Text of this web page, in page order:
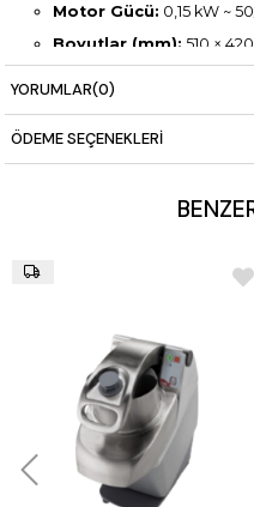
Motor Gücü: 0,15 kW ~
Boyutlar (mm): 510 ×
Ağırlık:
YORUMLAR(0)
ÖDEME SEÇENEKLERI